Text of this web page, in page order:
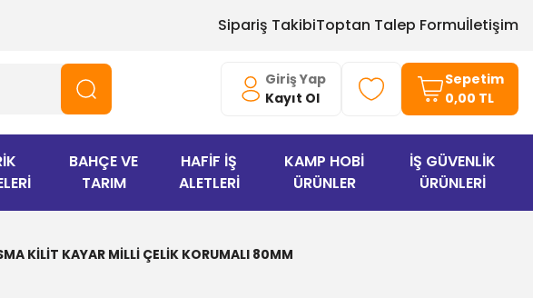
Sipariş TakibiToptan Talep Formuİletişim
Giriş Yap
Kayıt Ol
Sepetim
0,00 TL
BAHÇE VE
TARIM
HAFİF İŞ
ALETLERİ
KAMP HOBİ
ÜRÜNLER
İŞ GÜVENLİK
ÜRÜNLERİ
KİLİT KAYAR MİLLİ ÇELİK KORUMALI 80MM